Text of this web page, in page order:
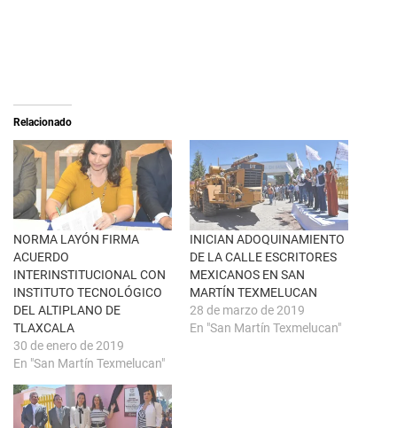
e
b
r
e
n
a
v
e
n
t
a
n
a
n
u
e
v
a
e
n
F
a
c
e
b
o
k
e
a
b
r
n
u
n
v
e
n
t
Relacionado
NORMA LAYÓN FIRMA
ACUERDO
INTERINSTITUCIONAL CON
INSTITUTO TECNOLÓGICO
DEL ALTIPLANO DE
TLAXCALA
30 de enero de 2019
En "San Martín Texmelucan"
INICIAN ADOQUINAMIENTO
DE LA CALLE ESCRITORES
MEXICANOS EN SAN
MARTÍN TEXMELUCAN
28 de marzo de 2019
En "San Martín Texmelucan"